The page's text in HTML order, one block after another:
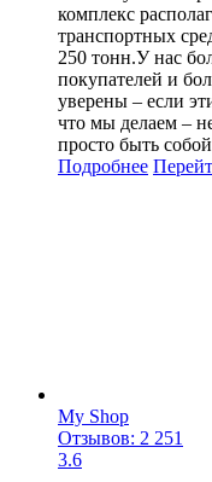
комплекс
транспортных
250 тонн.У нас
покупателей и
уверены – если
что мы делаем –
просто быть
Подробнее
My Shop
Отзывов: 2 251
3.6